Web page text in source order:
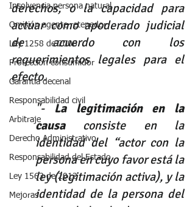
Insolvencia persona natural
Omisión agente retenedor
Ley 1258 de 2008
Protección consumidor
Garantia decenal
Responsabilidad civil
Arbitraje
Derecho Administrativo
Responsabilidad del Estado
Ley 1563 de 2012
Mejoras
derechos, o la capacidad para
actuar como apoderado judicial
de acuerdo con los
requerimientos legales para el
efecto.
"- La legitimación en la
causa consiste en la
identidad del “actor con la
persona en cuyo favor está la
ley (legitimación activa), y la
identidad de la persona del